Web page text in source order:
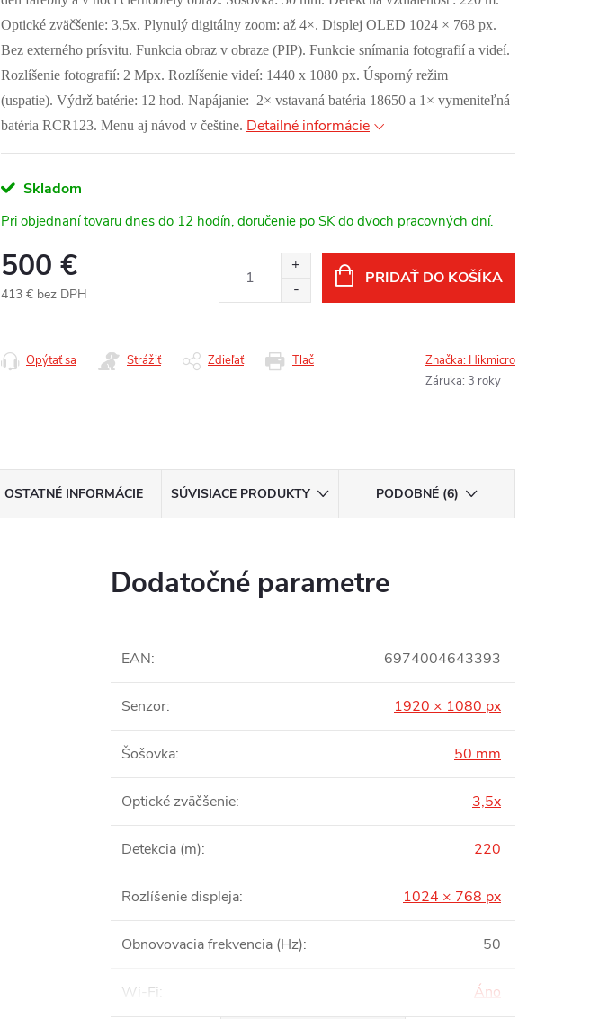
Optické zväčšenie: 3,5x. Plynulý digitálny zoom: až 4×. Displej OLED 1024 × 768 px.
Bez externého prísvitu. Funkcia obraz v obraze (PIP). Funkcie snímania fotografií a videí.
Rozlíšenie fotografií: 2 Mpx. Rozlíšenie videí: 1440 x 1080 px. Úsporný režim
(uspatie). Výdrž batérie: 12 hod. Napájanie: 2× vstavaná batéria 18650 a 1× vymeniteľná
batéria RCR123. Menu aj návod v češtine. Detailné informácie
Skladom
Pri objednaní tovaru dnes do 12 hodín, doručenie po SK do dvoch pracovných dní.
500 €
413 € bez DPH
cena:
PRIDAŤ DO KOŠÍKA
Tlač
Opýtať sa Strážiť Zdieľať Značka: Hikmicro
Záruka: 3 roky
OSTATNÉ INFORMÁCIE SÚVISIACE PRODUKTY PODOBNÉ (6)
Dodatočné parametre
EAN: 6974004643393
Senzor: 1920 × 1080 px
Šošovka: 50 mm
Optické zväčšenie: 3,5x
Detekcia (m): 220
Rozlíšenie displeja: 1024 × 768 px
Obnovovacia frekvencia (Hz): 50
Wi-Fi: Áno